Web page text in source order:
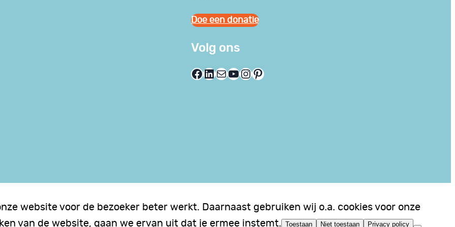
Doe een donatie
Volg ons
Facebook LinkedIn E-mail YouTube InstagramPinterest
website voor de bezoeker beter werkt. Daarnaast gebruiken wij o.a. cookies voor onze
van de website, gaan we ervan uit dat je ermee instemt. Toestaan Niet toestaan Privacy policy